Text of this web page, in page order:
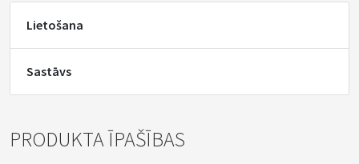
Lietošana
Sastāvs
PRODUKTA ĪPAŠĪBAS